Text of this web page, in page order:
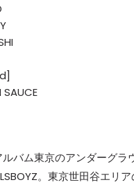
SAUCE
バム東京のアンダーグ
。東京世田谷エリ